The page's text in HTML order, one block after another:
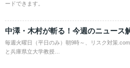
ードできます。
中澤・木村が斬る！今週のニュース
毎週火曜日（平日のみ）朝9時～、リスク対策
と兵庫県立大学教授…